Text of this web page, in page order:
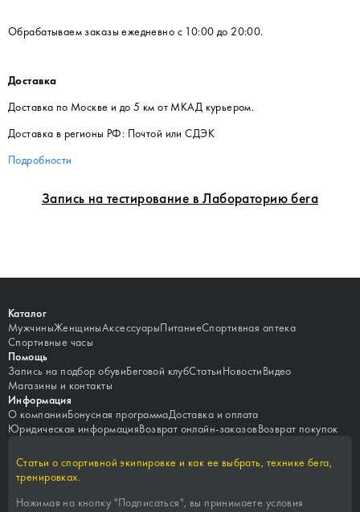
Запись на тестирование в Лабораторию бега
Обрабатываем заказы ежедневно с 10:00 до 20:00.
Доставка
Доставка по Москве и до 5 км от МКАД курьером.
Доставка в регионы РФ: Почтой или СДЭК
Подробности
Каталог
МужчиныЖенщиныАксессуарыПитаниеСпортивная аптека
Спортивные часы
Помощь
Запись на подбор обувиБеговой клубСтатьиНовостиВидео
Магазины и контакты
Информация
О компанииБонусная программаДоставка и оплата
Юридическая информацияВозврат онлайн-заказовВозврат покупок
Статьи о спортивной экипировке и как ее выбрать, технике бега,
тренировках.
Нажимая на кнопку "Подписаться", вы принимаете условия